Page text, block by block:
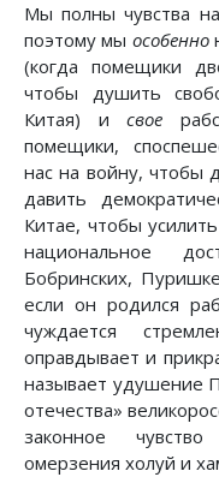
Мы полны чувства
поэтому мы особенно
(когда помещики
чтобы душить
Китая) исвое
помещики,
нас на войну, чтобы
давить
Китае, чтобы
национальное
Бобринских,
если он родился
чуждается
оправдывает и
называет удушение
отечества»
законное
омерзения холуй и